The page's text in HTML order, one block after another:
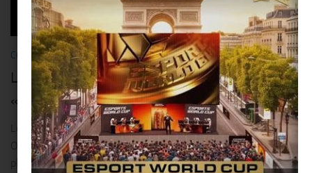
COMMUNIQUÉS/SORTIR/THÉÂTRE 6 MARS 2015
Le Théâtre de Menilmontant présente
« L’after Show », jusqu’au 15 juin
Le pitch: Muriel Forestin a fait rire la France entière avec ses
One woman show délirants, inventifs, iconoclastes pendant
plus de 10 ans, elle était la « Queen of » la scène parisienne.